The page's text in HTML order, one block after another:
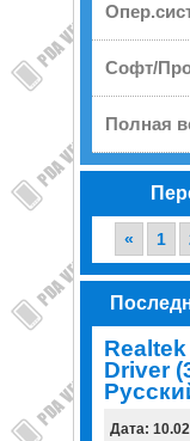
Софт/
Полная
« 1
Driver
Дата: